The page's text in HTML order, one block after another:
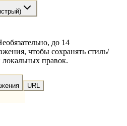
до 14
чтобы сохранять стиль/
правок.
URL